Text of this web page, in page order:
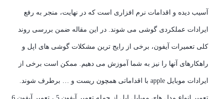
آسیب دیده و اقدامات نرم افزاری است که در نهایت، منجر به رفع
ایرادات عملکردی گوشی می شوند. در این مقاله ضمن بررسی روند
کلی تعمیرات آیفون، برخی از رایج ترین مشکلات گوشی های اپل و
راهکارهای آنها را نیز به شما آموزش می دهیم. ممکن است برخی از
ایرادات موبایل apple با اقداماتی همچون ریست و … برطرف شوند.